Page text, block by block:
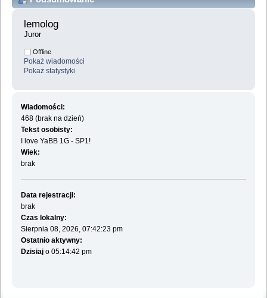
lemolog
Juror
Offline
Pokaż wiadomości
Pokaż statystyki
Wiadomości:
468 (brak na dzień)
Tekst osobisty:
I love YaBB 1G - SP1!
Wiek:
brak
Data rejestracji:
brak
Czas lokalny:
Sierpnia 08, 2026, 07:42:23 pm
Ostatnio aktywny:
Dzisiajo 05:14:42 pm